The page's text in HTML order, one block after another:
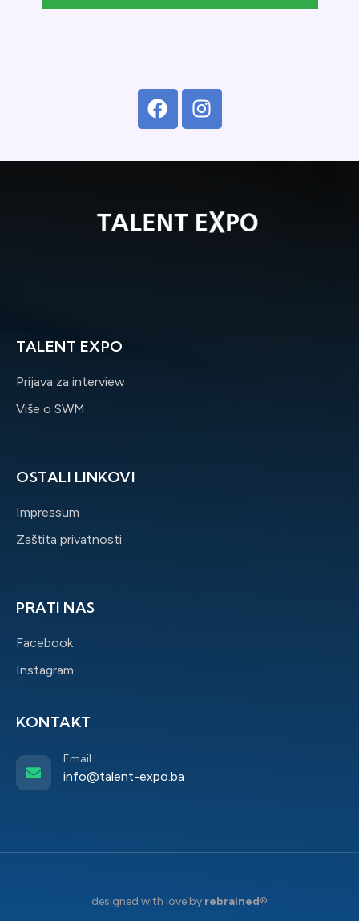
TALENT EXPO
Prijava za interview
Više o SWM
OSTALI LINKOVI
Impressum
Zaštita privatnosti
PRATI NAS
Facebook
Instagram
KONTAKT
Email
info@talent-expo.ba
designed with love by rebrained®